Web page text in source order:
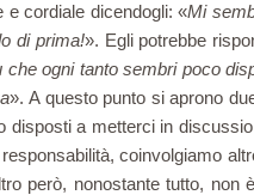
e cordiale dicendogli: «Mi
di prima!». Egli potrebbe
che ogni tanto sembri poco
». A questo punto si aprono
disposti a metterci in
coinvolgiamo
però, nonostante tutto, non